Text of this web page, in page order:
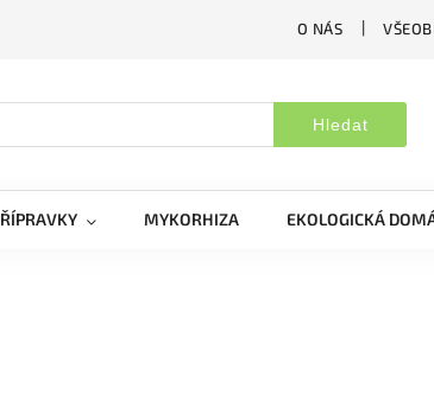
O NÁS
Hledat
MYKORHIZA EKOLOGICKÁ